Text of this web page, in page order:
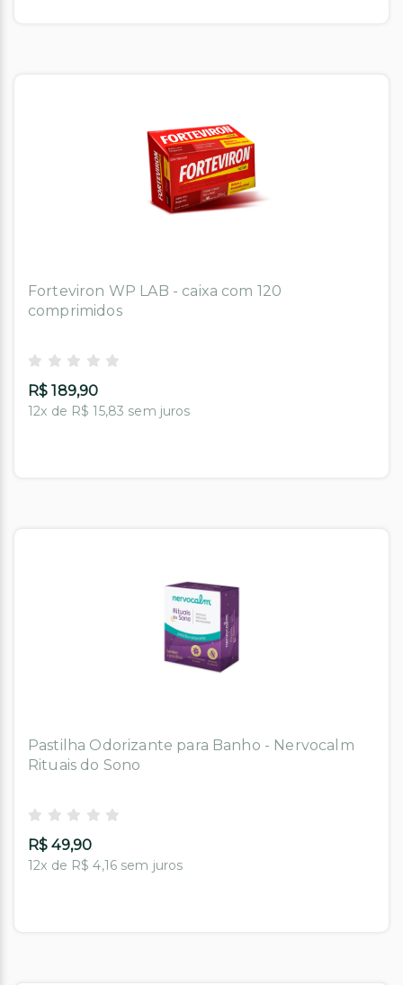
Forteviron WP LAB - caixa com 120
comprimidos
R$ 189,90
12x de R$ 15,83 sem juros
Pastilha Odorizante para Banho - Nervocalm
Rituais do Sono
R$ 49,90
12x de R$ 4,16 sem juros